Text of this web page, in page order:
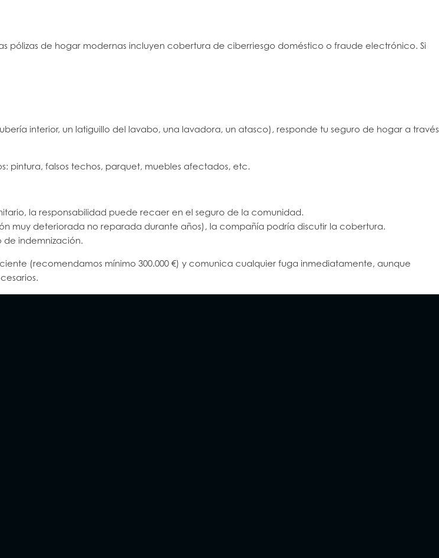
pólizas de hogar modernas incluyen cobertura de ciberriesgo doméstico o fraude electrónico. Si
interior, un latiguillo del lavabo, una lavadora, un atasco), responde tu seguro de hogar a través
pintura, falsos techos, parquet, muebles afectados, etc.
la responsabilidad puede recaer en el seguro de la comunidad.
muy deteriorada no reparada durante años), la compañía podría discutir la cobertura.
de indemnización.
(recomendamos mínimo 300.000 €) y comunica cualquier fuga inmediatamente, aunque